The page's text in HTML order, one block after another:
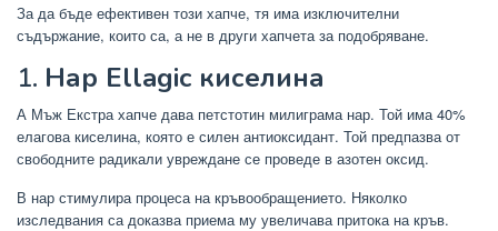
За да бъде ефективен този хапче, тя има изключителни
съдържание, които са, а не в други хапчета за подобряване.
1. Нар Ellagic киселина
А Мъж Екстра хапче дава петстотин милиграма нар. Той има 40%
елагова киселина, която е силен антиоксидант. Той предпазва от
свободните радикали увреждане се проведе в азотен оксид.
В нар стимулира процеса на кръвообращението. Няколко
изследвания са доказва приема му увеличава притока на кръв.